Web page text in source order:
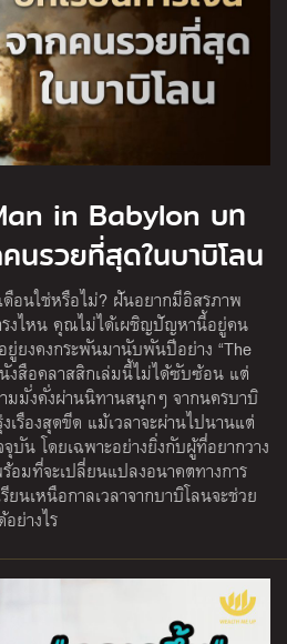
in Babylon บท
นรวยที่สุดในบาบิโลน
อนใช่หรือไม่? ฝันอยากมีอิสรภาพ
รงไหน คุณไม่ได้เผชิญปัญหานี้อยู่คน
ยู่ยงคงกระพันมานับพันปีอย่าง “The
งสือคลาสสิกเล่มนี้ไม่ได้ซับซ้อน แต่
มมั่งคั่งผ่านนิทานสนุกๆ จากนครบาบิ
เรืองสุดขีด แม้เวลาจะผ่านไปนานแต่
บัน โดยเฉพาะอย่างยิ่งกับผู้ที่อยากวาง
อมที่จะเปลี่ยนแปลงอนาคตทางการ
ยนเหนือกาลเวลาจากบาบิโลนจะช่วย
ย่างไร